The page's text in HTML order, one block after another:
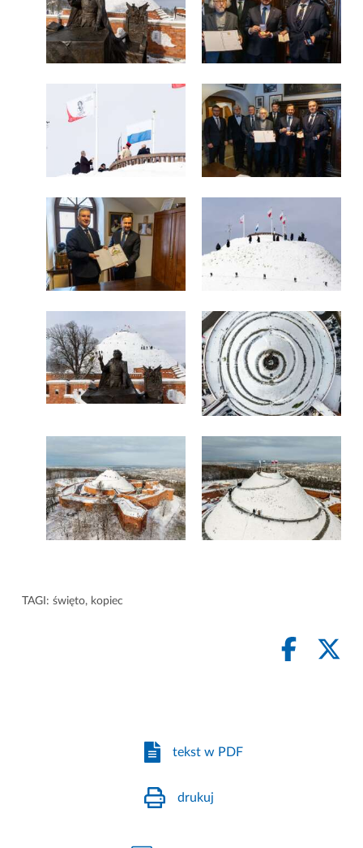
TAGI: święto, kopiec
tekst w PDF
drukuj